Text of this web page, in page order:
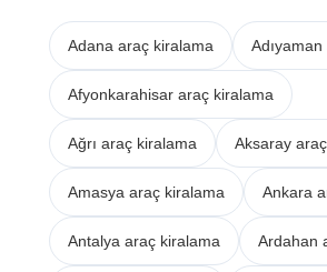
Adana araç kiralama
Afyonkarahisar araç kiralama
Ağrı araç kiralama Aksaray
Amasya araç kiralama Ankara
Antalya araç kiralama Ardahan